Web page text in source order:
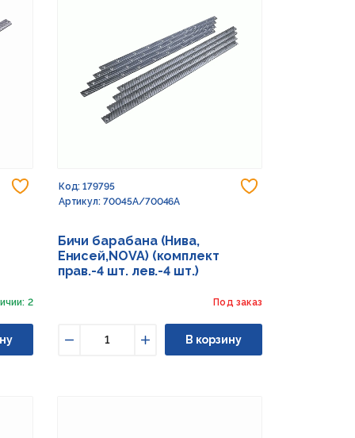
Добавить в избранное
2
Код: 179795
Артикул: 70045А/70046А
Бичи барабана (Нива,
Енисей,NOVA) (комплект
прав.-4 шт. лев.-4 шт.)
Под заказ
Увеличить
В корзину